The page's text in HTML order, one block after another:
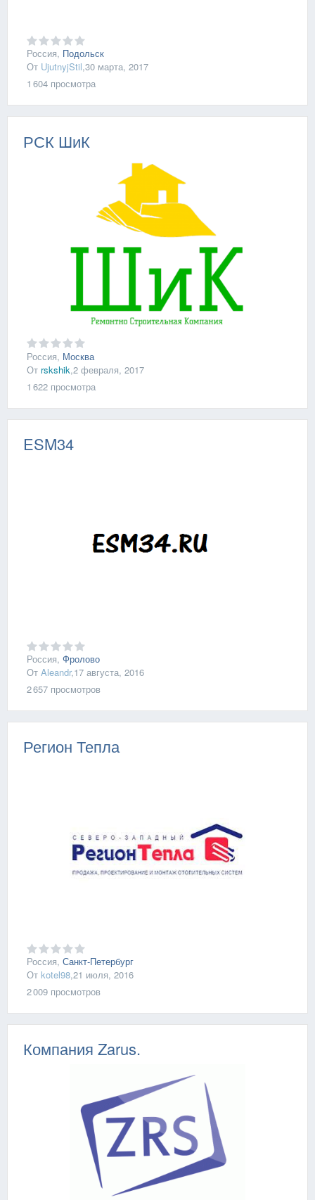
Россия, Подольск
От UjutnyjStil,30 марта, 2017
1 604 просмотра
РСК ШиК
Россия, Москва
От rskshik,2 февраля, 2017
1 622 просмотра
ESM34
Россия, Фролово
От Aleandr,17 августа, 2016
2 657 просмотров
Регион Тепла
Россия, Санкт-Петербург
От kotel98,21 июля, 2016
2 009 просмотров
Компания Zarus.